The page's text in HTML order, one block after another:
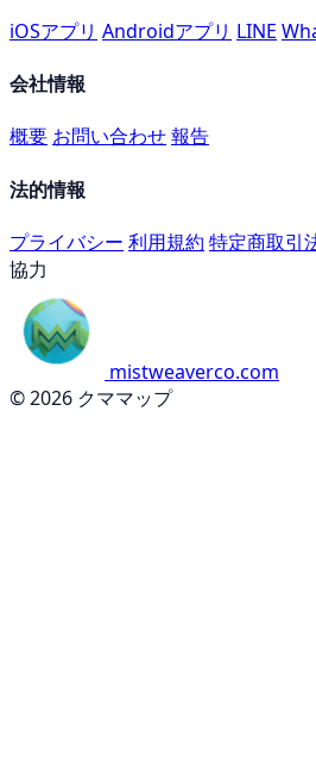
iOSアプリ Androidアプリ LINE
会社情報
概要 お問い合わせ報告
法的情報
プライバシー 利用規約 特定商取引
協力
mistweaverco.com
© 2026 クママップ